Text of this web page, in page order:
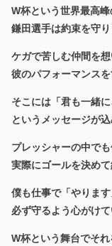
W杯という世界最高峰
鎌田選手は約束を守り
ケガで苦しむ仲間を想
彼のパフォーマンスを
そこには「君も一緒に
というメッセージが
プレッシャーの中で
実際にゴールを決めて
僕も仕事で「やりま
必ず守るよう心がけて
W杯という舞台でそ